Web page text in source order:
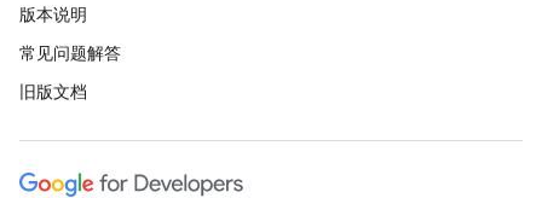
版本说明
常见问题解答
旧版文档